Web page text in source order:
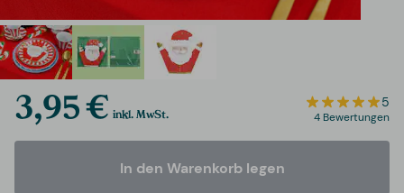
3,95 € inkl. MwSt.
5
4 Bewertungen
In den Warenkorb legen